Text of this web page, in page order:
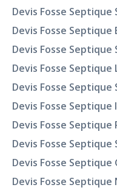
Devis Fosse
Devis Fosse Septique
Devis Fosse
Devis Fosse
Devis Fosse
Devis Fosse
Devis Fosse Septique
Devis Fosse Septique
Devis Fosse
Devis Fosse Septique